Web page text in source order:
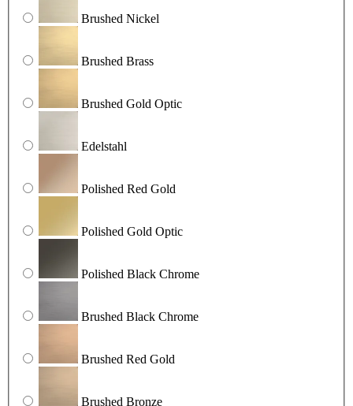
Brushed Nickel
Brushed Brass
Brushed Gold Optic
Edelstahl
Polished Red Gold
Polished Gold Optic
Polished Black Chrome
Brushed Black Chrome
Brushed Red Gold
Brushed Bronze